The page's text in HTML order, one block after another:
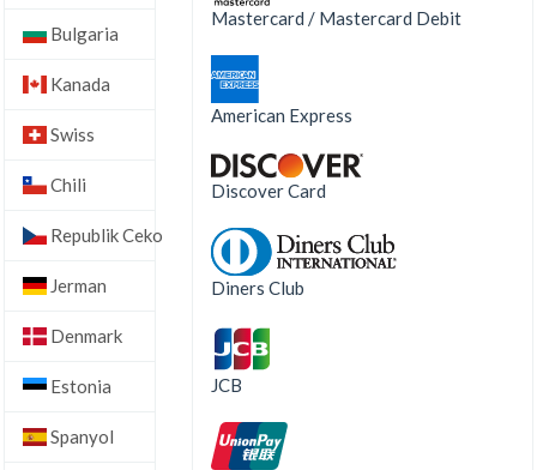
Bulgaria
Kanada
Swiss
Chili
Republik Ceko
Jerman
Denmark
Estonia
Spanyol
Mastercard / Mastercard Debit
American Express
Discover Card
Diners Club
JCB